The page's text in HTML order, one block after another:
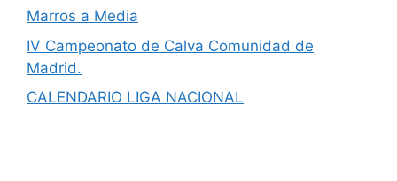
Marros a Media
IV Campeonato de Calva Comunidad de
Madrid.
CALENDARIO LIGA NACIONAL